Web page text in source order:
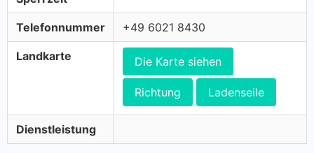
Telefonnummer +49 6021 8430
Landkarte Die Karte siehen
Richtung Ladenseile
Dienstleistung